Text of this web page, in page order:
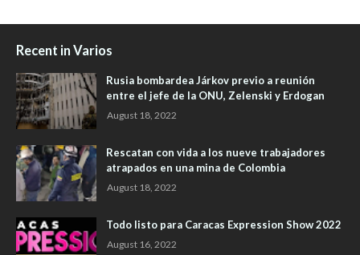
Recent in Varios
Rusia bombardea Járkov previo a reunión
entre el jefe de la ONU, Zelenski y Erdogan
August 18, 2022
Rescatan con vida a los nueve trabajadores
atrapados en una mina de Colombia
August 18, 2022
Todo listo para Caracas Expression Show 2022
August 16, 2022